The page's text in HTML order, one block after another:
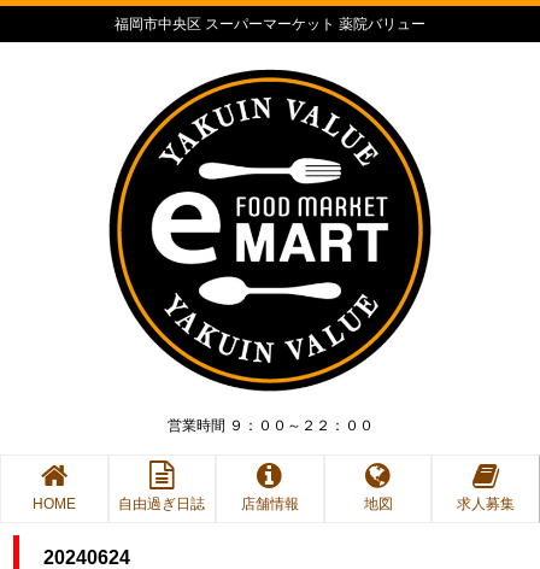
福岡市中央区 スーパーマーケット 薬院バリュー
営業時間 ９：００～２２：００
HOME 自由過ぎ日誌 店舗情報 地図 求人募集
20240624